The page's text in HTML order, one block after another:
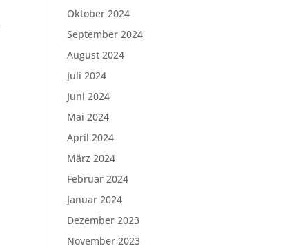
Oktober 2024
September 2024
August 2024
Juli 2024
Juni 2024
Mai 2024
April 2024
März 2024
Februar 2024
Januar 2024
Dezember 2023
November 2023